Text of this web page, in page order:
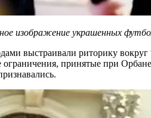
изображение украшенных
выстраивали риторику
ограничения, принятые при